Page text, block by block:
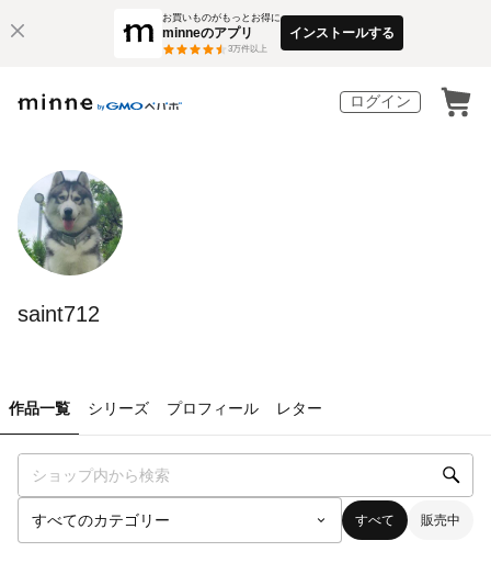
お買いものがもっとお得に
minneのアプリ
3万件以上
インストールする
ログイン
saint712
作品一覧 シリーズ プロフィール レター
すべて 販売中